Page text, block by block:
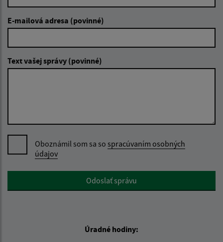
E-mailová adresa (povinné)
Text vašej správy (povinné)
Oboznámil som sa so spracúvaním osobných
údajov
Google reCaptcha ResponseOdoslať správu
Úradné hodiny: